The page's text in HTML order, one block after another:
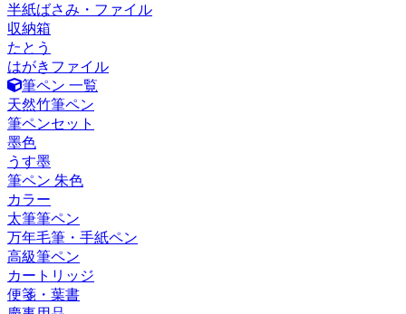
半紙ばさみ・ファイル
収納箱
たとう
はがきファイル
筆ペン 一覧
天然竹筆ペン
筆ペンセット
墨色
うす墨
筆ペン 朱色
カラー
太筆筆ペン
万年毛筆・手紙ペン
高級筆ペン
カートリッジ
便箋・葉書